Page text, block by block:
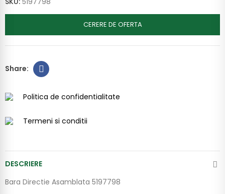
CERERE DE OFERTA
Politica de confidentialitate
Termeni si conditii
DESCRIERE
Bara Directie Asamblata 5197798